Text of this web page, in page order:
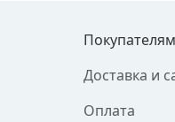
Покупателям
Доставка и
Оплата